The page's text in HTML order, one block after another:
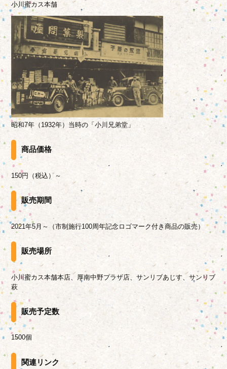
小川蜜カス本舗
昭和7年（1932年）当時の「小川兄弟堂」
商品価格
150円（税込）～
販売期間
2021年5月～（市制施行100周年記念ロゴマーク付き商品の販売）
販売場所
小川蜜カス本舗本店、厚南中野プラザ店、サンリブあじす、サンリブ
萩
販売予定数
1500個
関連リンク